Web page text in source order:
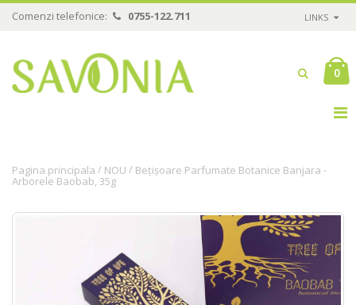
Comenzi telefonice: 0755-122.711 LINKS
0
Pagina principala / NOU / Bețișoare Parfumate Botanice Banjara -
Arborele Baobab, 35g